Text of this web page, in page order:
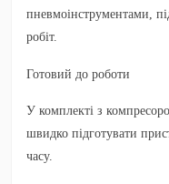
пневмоінструментами,
робіт.
Готовий до роботи
У комплекті з
швидко підготувати
часу.